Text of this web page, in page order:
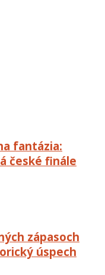
fantázia:
české finále
zápasoch
úspech